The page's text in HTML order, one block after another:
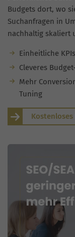
Budgets dort, wo
Suchanfragen in
nachhaltig skaliert
Einheitliche
Cleveres
Mehr
Tuning